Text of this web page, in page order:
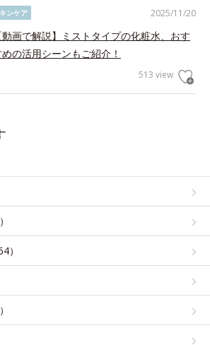
2025/11/20
ンケア
動画で解説】ミストタイプの化粧水、おす
の活用シーンもご紹介！
513 view
）